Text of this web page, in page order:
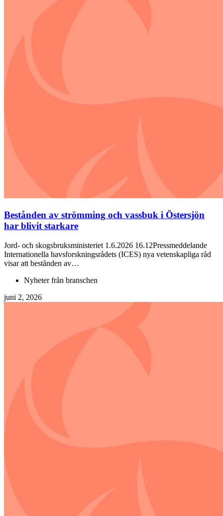
Bestånden av strömming och vassbuk i Östersjön
har blivit starkare
Jord- och skogsbruksministeriet 1.6.2026 16.12Pressmeddelande
Internationella havsforskningsrådets (ICES) nya vetenskapliga råd
visar att bestånden av…
Nyheter från branschen
juni 2, 2026